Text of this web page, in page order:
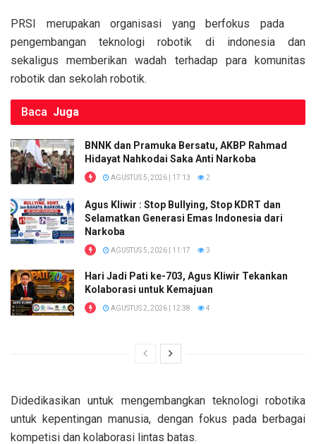
o
k
p
p
k
PRSI merupakan organisasi yang berfokus pada
pengembangan teknologi robotik di indonesia dan
sekaligus memberikan wadah terhadap para komunitas
robotik dan sekolah robotik.
Baca Juga
BNNK dan Pramuka Bersatu, AKBP Rahmad
Hidayat Nahkodai Saka Anti Narkoba
AGUSTUS 5, 2026 | 17:13 2
Agus Kliwir : Stop Bullying, Stop KDRT dan
Selamatkan Generasi Emas Indonesia dari
Narkoba
AGUSTUS 5, 2026 | 11:17 3
Hari Jadi Pati ke-703, Agus Kliwir Tekankan
Kolaborasi untuk Kemajuan
AGUSTUS 2, 2026 | 12:38 4
Didedikasikan untuk mengembangkan teknologi robotika
untuk kepentingan manusia, dengan fokus pada berbagai
kompetisi dan kolaborasi lintas batas.